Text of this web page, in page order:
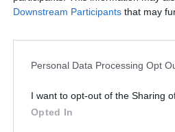
Downstream Participants that may
Personal Data Processing Opt
I want to opt-out of the Sharing
Opted In